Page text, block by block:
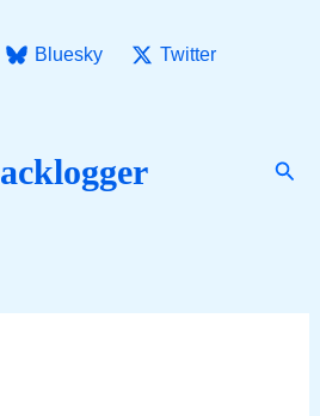
Bluesky Twitter